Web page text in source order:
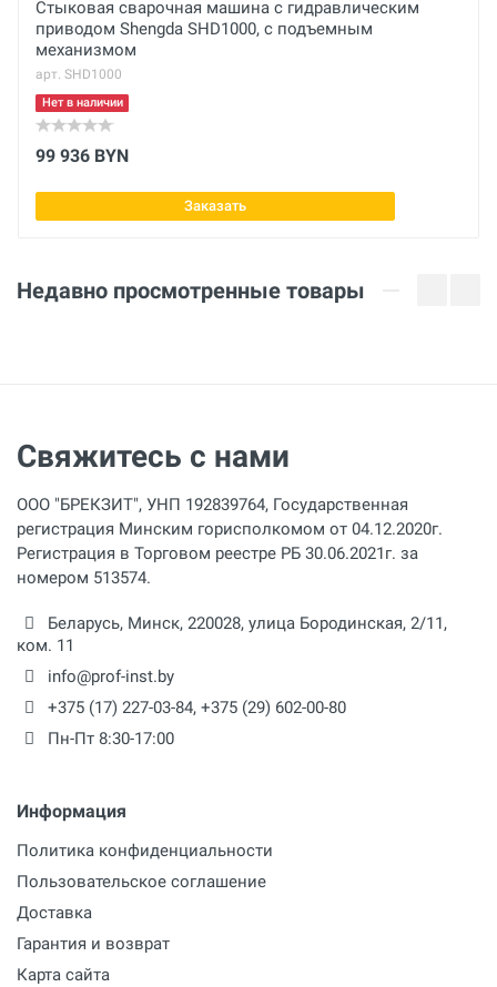
230 В
Мощность
3500 Вт
Давление
Размер трубы
Размеры
Стыковая сварочная машина с гидравлическим
приводом Shengda SHD1000, с подъемным
механизмом
арт. SHD1000
Нет в наличии
99 936 BYN
Заказать
Недавно просмотренные товары
Свяжитесь с нами
ООО "БРЕКЗИТ", УНП 192839764, Государственная
регистрация Минским горисполкомом от 04.12.2020г.
Регистрация в Торговом реестре РБ 30.06.2021г. за
номером 513574.
Беларусь, Минск, 220028, улица Бородинская, 2/11,
ком. 11
info@prof-inst.by
+375 (17) 227-03-84, +375 (29) 602-00-80
Пн-Пт 8:30-17:00
Информация
Политика конфиденциальности
Пользовательское соглашение
Доставка
Гарантия и возврат
Карта сайта